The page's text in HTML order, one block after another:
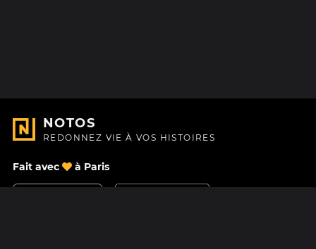
NOTOS
REDONNEZ VIE À VOS HISTOIRES
Fait avec à Paris